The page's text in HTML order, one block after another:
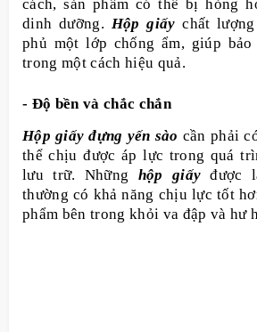
cách, sản phẩm có thể bị hỏng
dinh dưỡng. Hộp giấy chất
phủ một lớp chống ẩm, giúp bảo
trong một cách hiệu quả.
- Độ bền và chắc chắn
Hộp giấy đựng yến sào cần phải
thể chịu được áp lực trong quá
lưu trữ. Những hộp giấy được
thường có khả năng chịu lực tốt
phẩm bên trong khỏi va đập và hư